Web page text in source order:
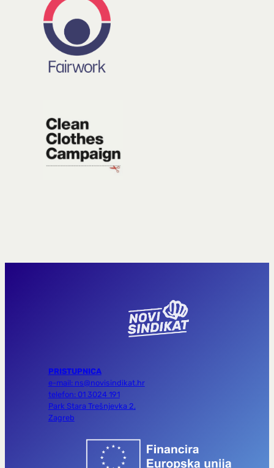
PRISTUPNICA
e-mail: ns@novisindikat.hr
telefon: 01 3024 191
Park Stara Trešnjevka 2,
Zagreb